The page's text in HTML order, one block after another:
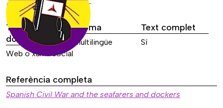
DADES DE LA FONT
Tipus de font
documental
Web o xarxa social
Idioma
Multilingüe
Text complet
Sí
Referència completa
Spanish Civil War and the seafarers and dockers